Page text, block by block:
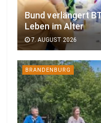
Bund verlängert
Leben im Alter
7. AUGUST 2026
BRANDENBURG